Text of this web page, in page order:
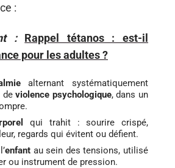
:
:
Rappel tétanos : est-il
pour les adultes ?
alternant systématiquement
deviolence psychologique, dans un
qui trahit : sourire crispé,
regards qui évitent ou défient.
enfant au sein des tensions, utilisé
ou instrument de pression.